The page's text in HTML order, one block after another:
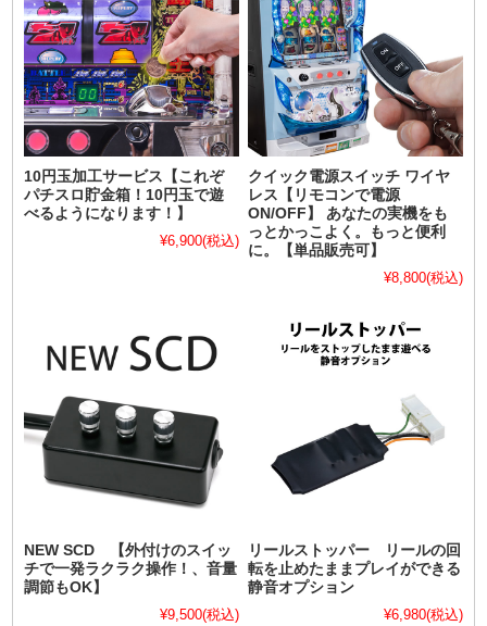
10円玉加工サービス【これぞ
パチスロ貯金箱！10円玉で遊
べるようになります！】
¥6,900(税込)
クイック電源スイッチ ワイヤ
レス【リモコンで電源
ON/OFF】 あなたの実機をも
っとかっこよく。もっと便利
に。【単品販売可】
¥8,800(税込)
NEW SCD 【外付けのスイッ
チで一発ラクラク操作！、音量
調節もOK】
¥9,500(税込)
リールストッパー リールの回
転を止めたままプレイができる
静音オプション
¥6,980(税込)